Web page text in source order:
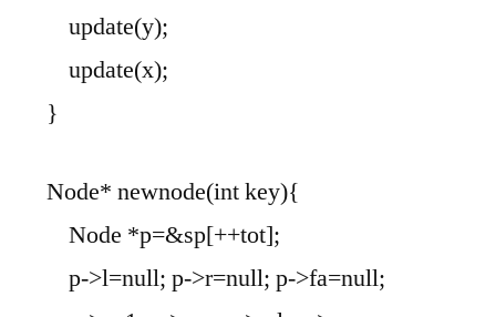
update(y);
update(x);
}
Node* newnode(int key){
Node *p=&sp[++tot];
p->l=null; p->r=null; p->fa=null;